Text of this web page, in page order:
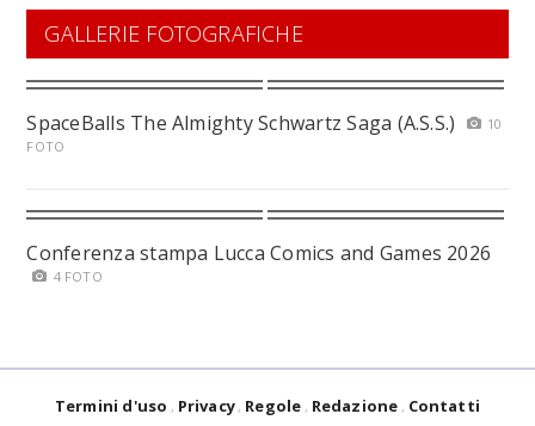
GALLERIE FOTOGRAFICHE
SpaceBalls The Almighty Schwartz Saga (A.S.S.)
10
FOTO
Conferenza stampa Lucca Comics and Games 2026
4 FOTO
Termini d'uso Privacy Regole Redazione Contatti